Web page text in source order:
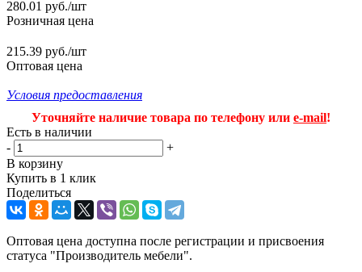
280.01 руб./шт
Розничная цена
215.39 руб./шт
Оптовая цена
Условия предоставления
Уточняйте наличие товара по телефону или e-mail!
Есть в наличии
-
+
В корзину
Купить в 1 клик
Поделиться
Оптовая цена доступна после регистрации и присвоения
статуса "Производитель мебели".